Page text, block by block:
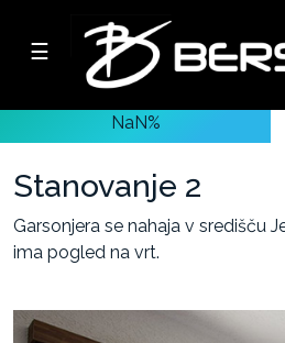
☰
Podjetje
Oddaja
lastnih
nepremičnin
-
prostori
NaN%
Stanovanje 2
Garsonjera se nahaja v središču
ima pogled na vrt.